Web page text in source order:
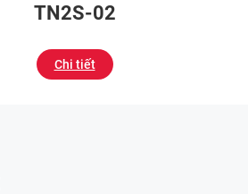
TN2S-02
Chi tiết